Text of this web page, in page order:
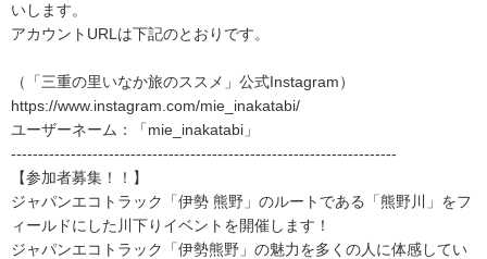
いします。
アカウントURLは下記のとおりです。
（「三重の里いなか旅のススメ」公式Instagram）
https://www.instagram.com/mie_inakatabi/
ユーザーネーム：「mie_inakatabi」
-----------------------------------------------------------------------
【参加者募集！！】
ジャパンエコトラック「伊勢 熊野」のルートである「熊野川」をフ
ィールドにした川下りイベントを開催します！
ジャパンエコトラック「伊勢熊野」の魅力を多くの人に体感してい